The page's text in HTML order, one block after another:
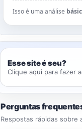
Isso é uma análise
Esse site é seu?
Clique aqui para fazer
Perguntas
Respostas rápidas sobre